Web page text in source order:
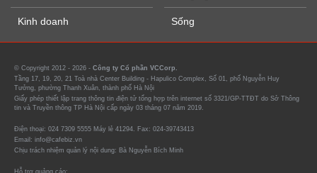
Kinh doanh Sống
© Copyright 2012 - 2026 - Công ty Cổ phần VCCorp.
Tầng 17, 19, 20, 21 Toà nhà Center Building - Hapulico Complex, Số 01, phố Nguyễn Huy
Tưởng, phường Thanh Xuân, thành phố Hà Nội
Giấy phép thiết lập trang thông tin điện tử tổng hợp trên internet số 3321/GP-TTĐT do Sở Thông
tin và Truyền thông TP Hà Nội cấp ngày 03 tháng 07 năm 2019.
Điện thoại: 024 7309 5555 Máy lẻ 41294. Fax: 024-39743413
Email: info@cafebiz.vn
Chịu trách nhiệm quản lý nội dung: Bà Nguyễn Bích Minh
Hỗ trợ quảng cáo: